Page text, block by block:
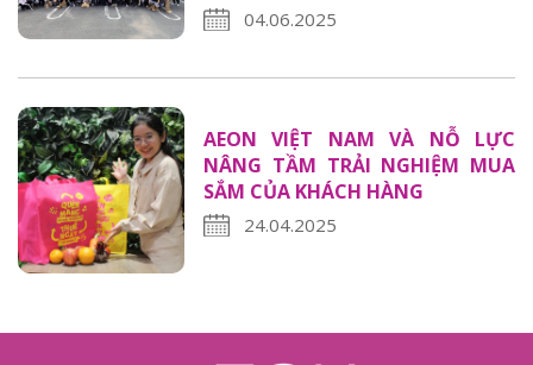
04.06.2025
AEON VIỆT NAM VÀ NỖ LỰC
NÂNG TẦM TRẢI NGHIỆM MUA
SẮM CỦA KHÁCH HÀNG
24.04.2025